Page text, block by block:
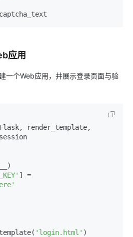
应用
一个Web应用，并展示登录页面与验
render_template,
'login.html' )